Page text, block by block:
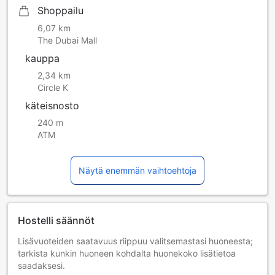
6) Siirry 3. kerroksen huoneistoon 302
7) Tervetuloa!
Shoppailu
6,07 km
The Dubai Mall
kauppa
2,34 km
Circle K
käteisnosto
240 m
ATM
Näytä enemmän vaihtoehtoja
Hostelli säännöt
Lisävuoteiden saatavuus riippuu valitsemastasi huoneesta;
tarkista kunkin huoneen kohdalta huonekoko lisätietoa
saadaksesi.